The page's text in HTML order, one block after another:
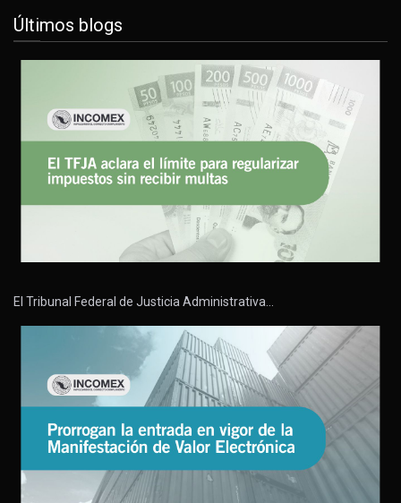
Últimos blogs
El Tribunal Federal de Justicia Administrativa…